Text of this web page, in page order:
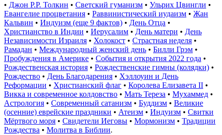
• Джон Р.Р. Толкин • Светский гуманизм • Ульрих Цвингли •
Евангелие процветания • Раввинистический иудаизм • Жан
Кальвин • Индуизм (еще 9 фактов) • День Отца •
Христианство в Индии • Иерусалим • День матери • День
Независимости Израиля • Холокост • Страстная неделя •
Рамадан • Международный женский день • Билли Грэм •
Пробуждения в Америке • События и открытия 2022 года •
Рождественская история • Рождественские гимны (колядки) •
Рождество • День Благодарения • Хэллоуин и День
Реформации • Христианский флаг • Королева Елизавета II •
Викка и современное колдовство • Мать Тереза • Мухаммед •
Астрология • Современный сатанизм • Буддизм • Великие
(осенние) еврейские праздники • Атеизм • Индуизм • Свитки
Мёртвого моря • Свидетели Иеговы • Мормонизм • Традиции
Рождества • Молитва в Библии.